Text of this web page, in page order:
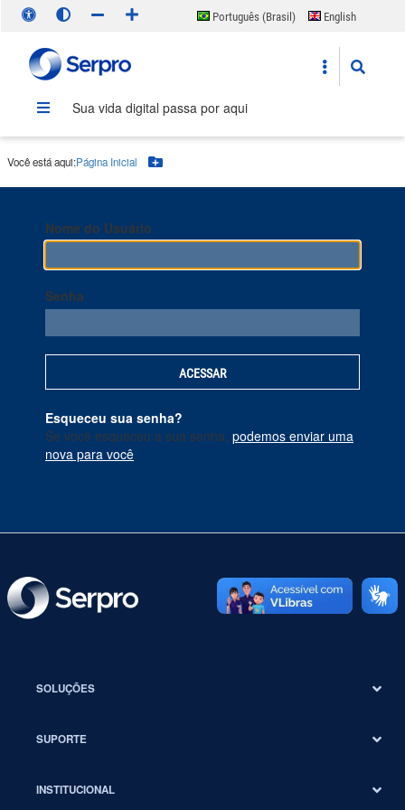
Português (Brasil)
English
Sua vida digital passa por aqui
Você está aqui:Página Inicial Botão Menu
Nome do Usuário
Senha
Esqueceu sua senha?
Se você esqueceu a sua senha, podemos enviar uma
nova para você
SOLUÇÕES
SUPORTE
INSTITUCIONAL